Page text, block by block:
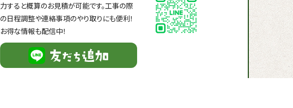
力すると概算のお見積が可能です。工事の際
の日程調整や連絡事項のやり取りにも便利！
お得な情報も配信中！